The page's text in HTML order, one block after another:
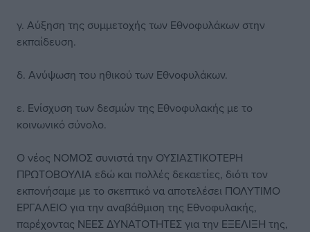
γ. Αύξηση της συμμετοχής των Εθνοφυλάκων στην
εκπαίδευση.
δ. Ανύψωση του ηθικού των Εθνοφυλάκων.
ε. Ενίσχυση των δεσμών της Εθνοφυλακής με το
κοινωνικό σύνολο.
Ο νέος ΝΟΜΟΣ συνιστά την ΟΥΣΙΑΣΤΙΚΟΤΕΡΗ
ΠΡΩΤΟΒΟΥΛΙΑ εδώ και πολλές δεκαετίες, διότι τον
εκπονήσαμε με το σκεπτικό να αποτελέσει ΠΟΛΥΤΙΜΟ
ΕΡΓΑΛΕΙΟ για την αναβάθμιση της Εθνοφυλακής,
παρέχοντας ΝΕΕΣ ΔΥΝΑΤΟΤΗΤΕΣ για την ΕΞΕΛΙΞΗ της,